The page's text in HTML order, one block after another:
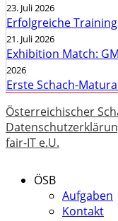
23. Juli 2026
Erfolgreiche
21. Juli 2026
Exhibition Match:
2026
Erste Schach-
Österreichischer
fair-IT e.U.
ÖSB
Aufgaben
Kontakt